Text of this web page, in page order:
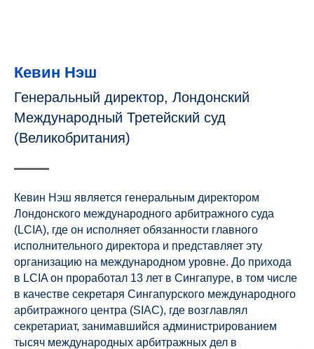
Кевин Нэш
Генеральный директор, Лондонский
Международный Третейский суд
(Великобритания)
Кевин Нэш является генеральным директором
Лондонского международного арбитражного суда
(LCIA), где он исполняет обязанности главного
исполнительного директора и представляет эту
организацию на международном уровне. До прихода
в LCIA он проработал 13 лет в Сингапуре, в том числе
в качестве секретаря Сингапурского международного
арбитражного центра (SIAC), где возглавлял
секретариат, занимавшийся администрированием
тысяч международных арбитражных дел в